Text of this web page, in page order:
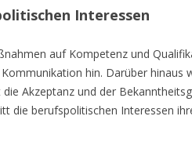
Interessen
auf Kompetenz und
hin. Darüber hinaus
Akzeptanz und der
die berufspolitischen Interessen